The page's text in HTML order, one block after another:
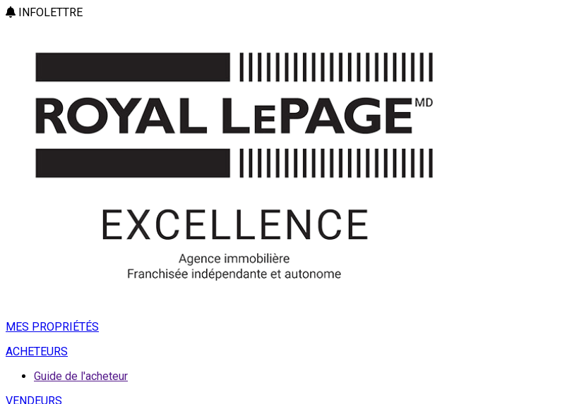
INFOLETTRE
MES PROPRIÉTÉS
ACHETEURS
Guide de l'acheteur
VENDEURS